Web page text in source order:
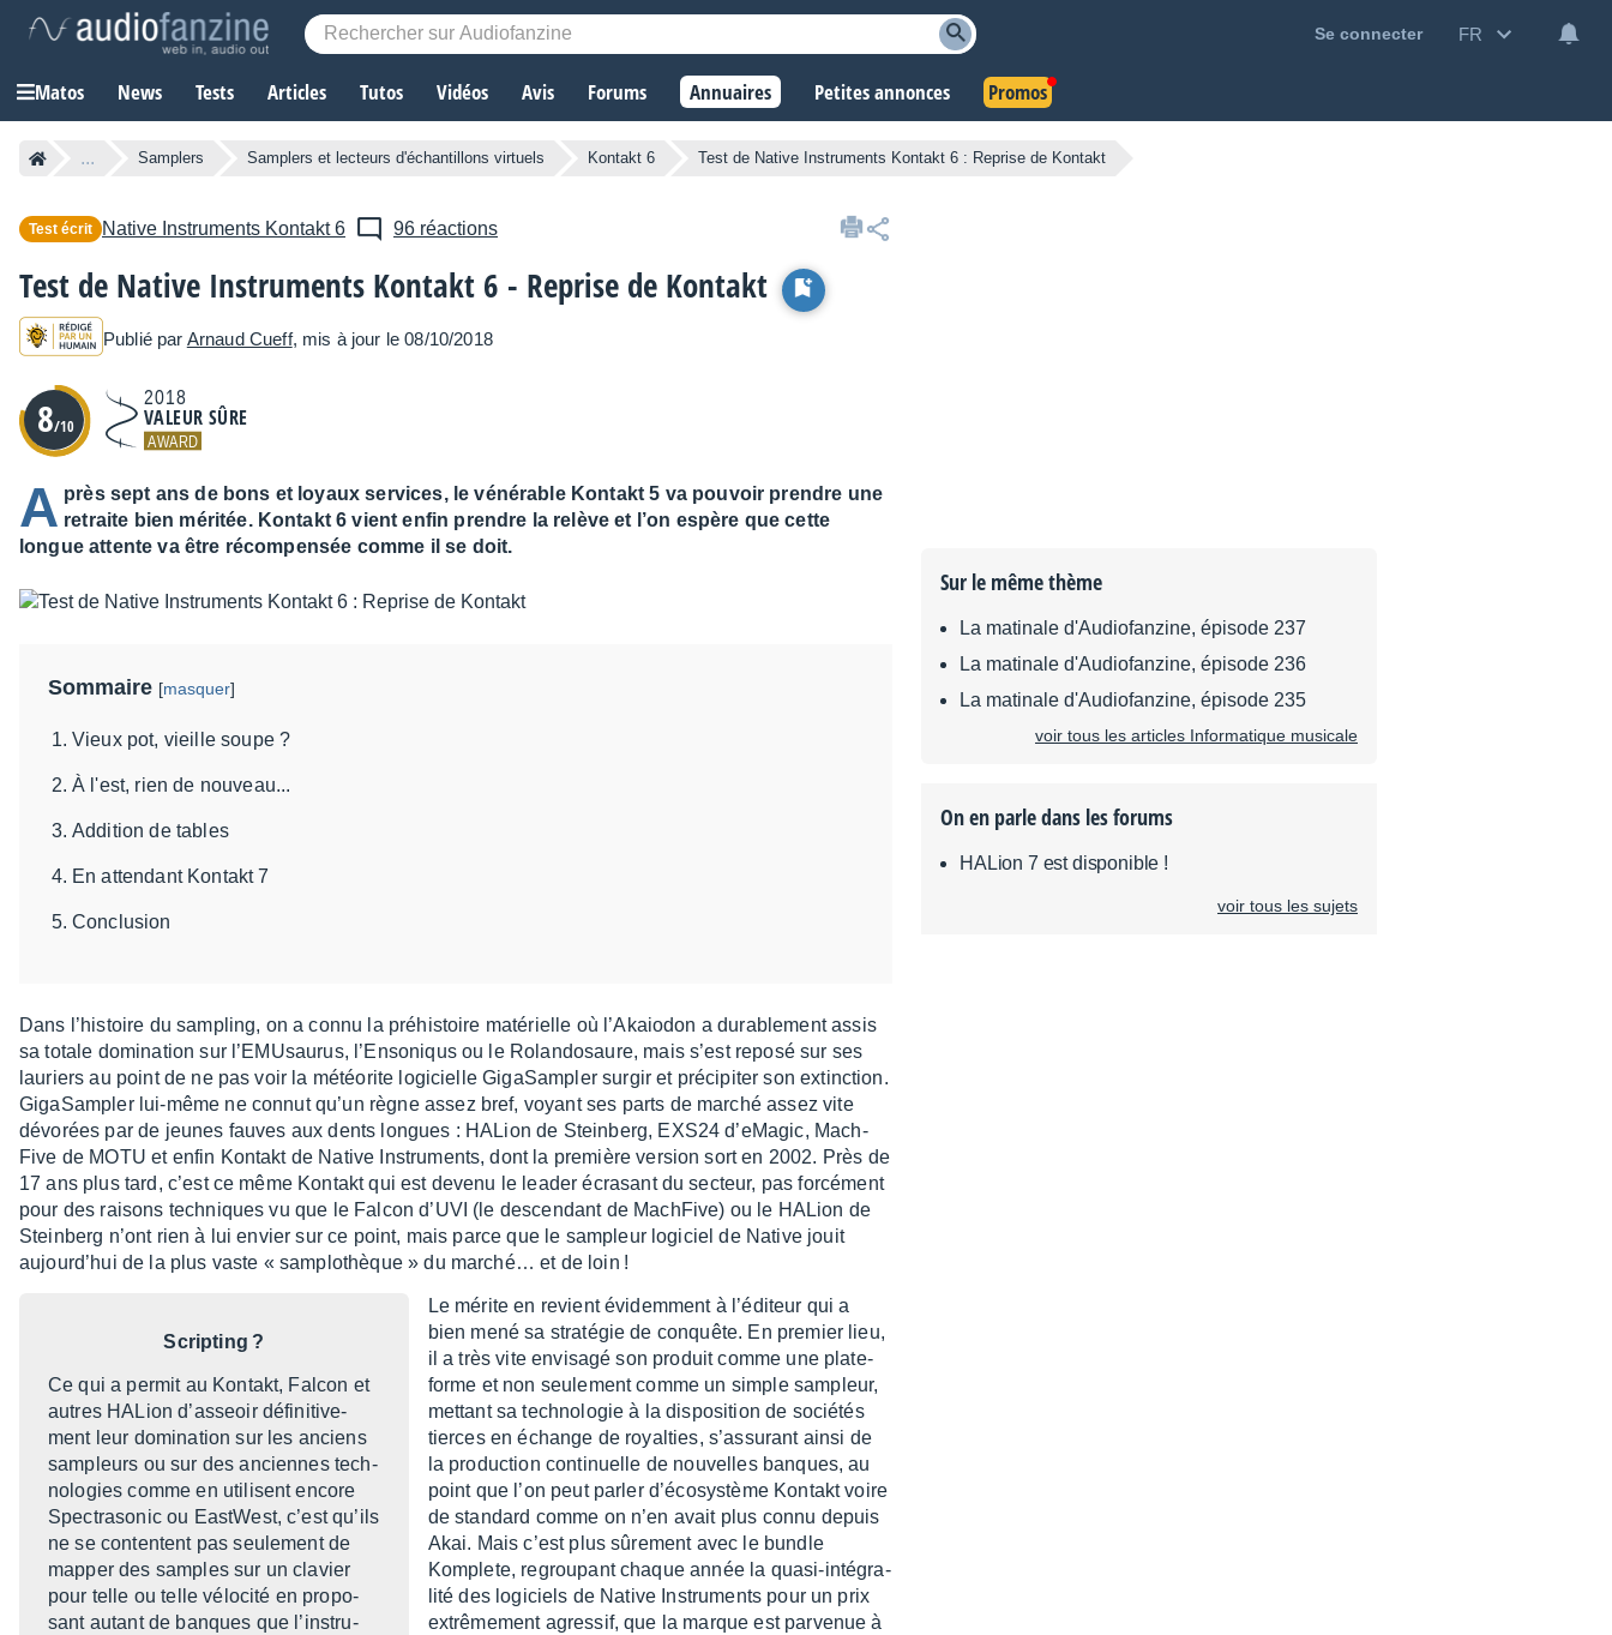
Se connecter FR
Matos News Tests Articles Tutos Vidéos Avis Forums Annuaires Petites annonces Promos
... Samplers Samplers et lecteurs d'échantillons virtuels Kontakt 6 Test de Native Instruments Kontakt 6 : Reprise de Kontakt
Test écrit Native Instruments Kontakt 6 96 réactions
Test de Native Instruments Kontakt 6 - Reprise de Kontakt
Publié par Arnaud Cueff, mis à jour le 08/10/2018
8/10
2018
VALEUR SÛRE
AWARD
A près sept ans de bons et loyaux services, le vénérable Kontakt 5 va pouvoir prendre une
retraite bien méritée. Kontakt 6 vient enfin prendre la relève et l’on espère que cette
longue attente va être récompensée comme il se doit.
Sommaire [masquer]
Vieux pot, vieille soupe ?
À l'est, rien de nouveau...
Addition de tables
En attendant Kontakt 7
Conclusion
Dans l’his­toire du sampling, on a connu la préhis­toire maté­rielle où l’Akaio­don a dura­ble­ment assis
sa totale domi­na­tion sur l’EMU­sau­rus, l’En­so­niqus ou le Rolan­do­saure, mais s’est reposé sur ses
lauriers au point de ne pas voir la météo­rite logi­cielle Giga­Sam­pler surgir et préci­pi­ter son extinc­tion.
Giga­Sam­pler lui-même ne connut qu’un règne assez bref, voyant ses parts de marché assez vite
dévo­rées par de jeunes fauves aux dents longues : HALion de Stein­berg, EXS24 d’eMa­gic, Mach­
Five de MOTU et enfin Kontakt de Native Instru­ments, dont la première version sort en 2002. Près de
17 ans plus tard, c’est ce même Kontakt qui est devenu le leader écra­sant du secteur, pas forcé­ment
pour des raisons tech­niques vu que le Falcon d’UVI (le descen­dant de Mach­Five) ou le HALion de
Stein­berg n’ont rien à lui envier sur ce point, mais parce que le sampleur logi­ciel de Native jouit
aujour­d’hui de la plus vaste « samplo­thèque » du marché… et de loin !
Scrip­ting ?
Ce qui a permit au Kontakt, Falcon et
autres HALion d’as­seoir défi­ni­ti­ve­
ment leur domi­na­tion sur les anciens
sampleurs ou sur des anciennes tech­
no­lo­gies comme en utilisent encore
Spec­tra­so­nic ou East­West, c’est qu’ils
ne se contentent pas seule­ment de
mapper des samples sur un clavier
pour telle ou telle vélo­cité en propo­
sant autant de banques que l’ins­tru­
Le mérite en revient évidem­ment à l’édi­teur qui a
bien mené sa stra­té­gie de conquête. En premier lieu,
il a très vite envi­sagé son produit comme une plate­
forme et non seule­ment comme un simple sampleur,
mettant sa tech­no­lo­gie à la dispo­si­tion de socié­tés
tierces en échange de royal­ties, s’as­su­rant ainsi de
la produc­tion conti­nuelle de nouvelles banques, au
point que l’on peut parler d’éco­sys­tème Kontakt voire
de stan­dard comme on n’en avait plus connu depuis
Akai. Mais c’est plus sûre­ment avec le bundle
Komplete, regrou­pant chaque année la quasi-inté­gra­
lité des logi­ciels de Native Instru­ments pour un prix
extrê­me­ment agres­sif, que la marque est parve­nue à
Sur le même thème
La matinale d'Audiofanzine, épisode 237
La matinale d'Audiofanzine, épisode 236
La matinale d'Audiofanzine, épisode 235
voir tous les articles Informatique musicale
On en parle dans les forums
HALion 7 est disponible !
voir tous les sujets